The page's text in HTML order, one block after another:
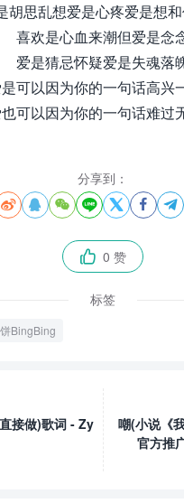
胡思乱想爱是心疼爱是想
喜欢是心血来潮但爱是念
爱是猜忌怀疑爱是失魂落
可以因为你的一句话高兴
可以因为你的一句话难过
分享到：
      
 0 赞
标签
BingBing
接做)歌词 - Zy
嘲(小说《
官方推